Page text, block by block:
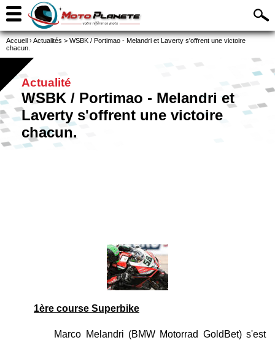
Accueil ›Actualités > WSBK / Portimao - Melandri et Laverty s'offrent une victoire
chacun.
Actualité
WSBK / Portimao - Melandri et
Laverty s'offrent une victoire
chacun.
1ère course Superbike
Marco Melandri (BMW Motorrad GoldBet) s'est